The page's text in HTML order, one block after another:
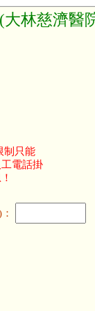
林慈濟醫
制只能
電話掛